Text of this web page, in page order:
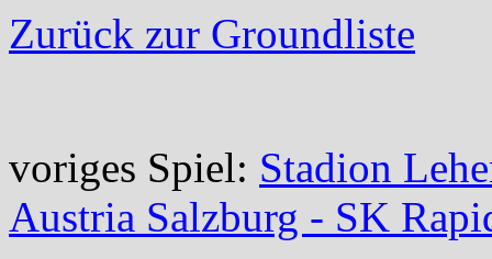
Zurück zur Groundliste
voriges Spiel: Stadion
Austria Salzburg - SK